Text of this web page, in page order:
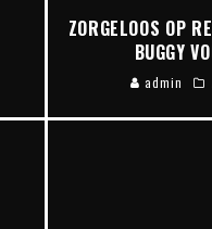
ZORGELOOS OP
BUGGY
admin